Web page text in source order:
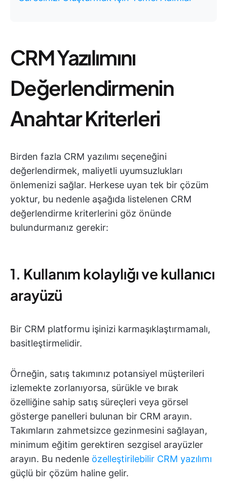
CRM Yazılımını
Değerlendirmenin
Anahtar Kriterleri
Birden fazla CRM yazılımı seçeneğini
değerlendirmek, maliyetli uyumsuzlukları
önlemenizi sağlar. Herkese uyan tek bir çözüm
yoktur, bu nedenle aşağıda listelenen CRM
değerlendirme kriterlerini göz önünde
bulundurmanız gerekir:
1. Kullanım kolaylığı ve kullanıcı
arayüzü
Bir CRM platformu işinizi karmaşıklaştırmamalı,
basitleştirmelidir.
Örneğin, satış takımınız potansiyel müşterileri
izlemekte zorlanıyorsa, sürükle ve bırak
özelliğine sahip satış süreçleri veya görsel
gösterge panelleri bulunan bir CRM arayın.
Takımların zahmetsizce gezinmesini sağlayan,
minimum eğitim gerektiren sezgisel arayüzler
arayın. Bu nedenle özelleştirilebilir CRM yazılımı
güçlü bir çözüm haline gelir.